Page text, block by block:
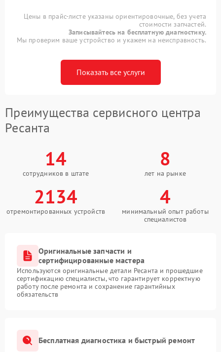
Цены в прайс-листе указаны ориентировочные, без учета
стоимости запчастей.
Записывайтесь на бесплатную диагностику.
Мы проверим ваше устройство и укажем на неисправность.
Показать все услуги
Преимущества сервисного центра
Ресанта
14
сотрудников в штате
8
лет на рынке
2134
отремонтированных устройств
4
минимальный опыт работы
специалистов
Оригинальные запчасти и
сертифицированные мастера
Используются оригинальные детали Ресанта и прошедшие
сертификацию специалисты, что гарантирует корректную
работу после ремонта и сохранение гарантийных
обязательств
Бесплатная диагностика и быстрый ремонт